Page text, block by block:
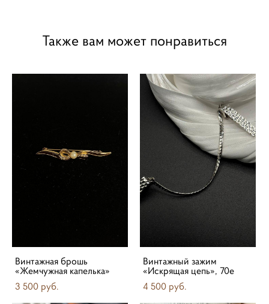
Также вам может понравиться
Винтажная брошь
«Жемчужная капелька»
3 500 pуб.
Винтажный зажим
«Искрящая цепь», 70е
4 500 pуб.